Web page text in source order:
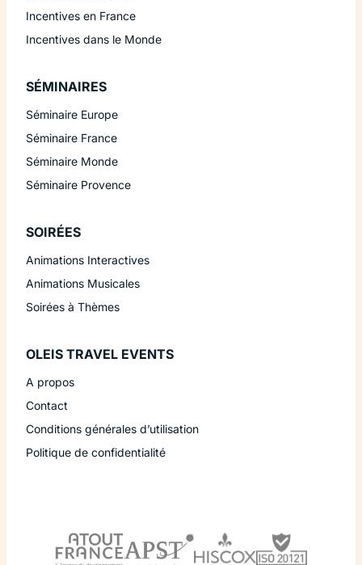
Incentives en France
Incentives dans le Monde
SÉMINAIRES
Séminaire Europe
Séminaire France
Séminaire Monde
Séminaire Provence
SOIRÉES
Animations Interactives
Animations Musicales
Soirées à Thèmes
OLEIS TRAVEL EVENTS
A propos
Contact
Conditions générales d’utilisation
Politique de confidentialité